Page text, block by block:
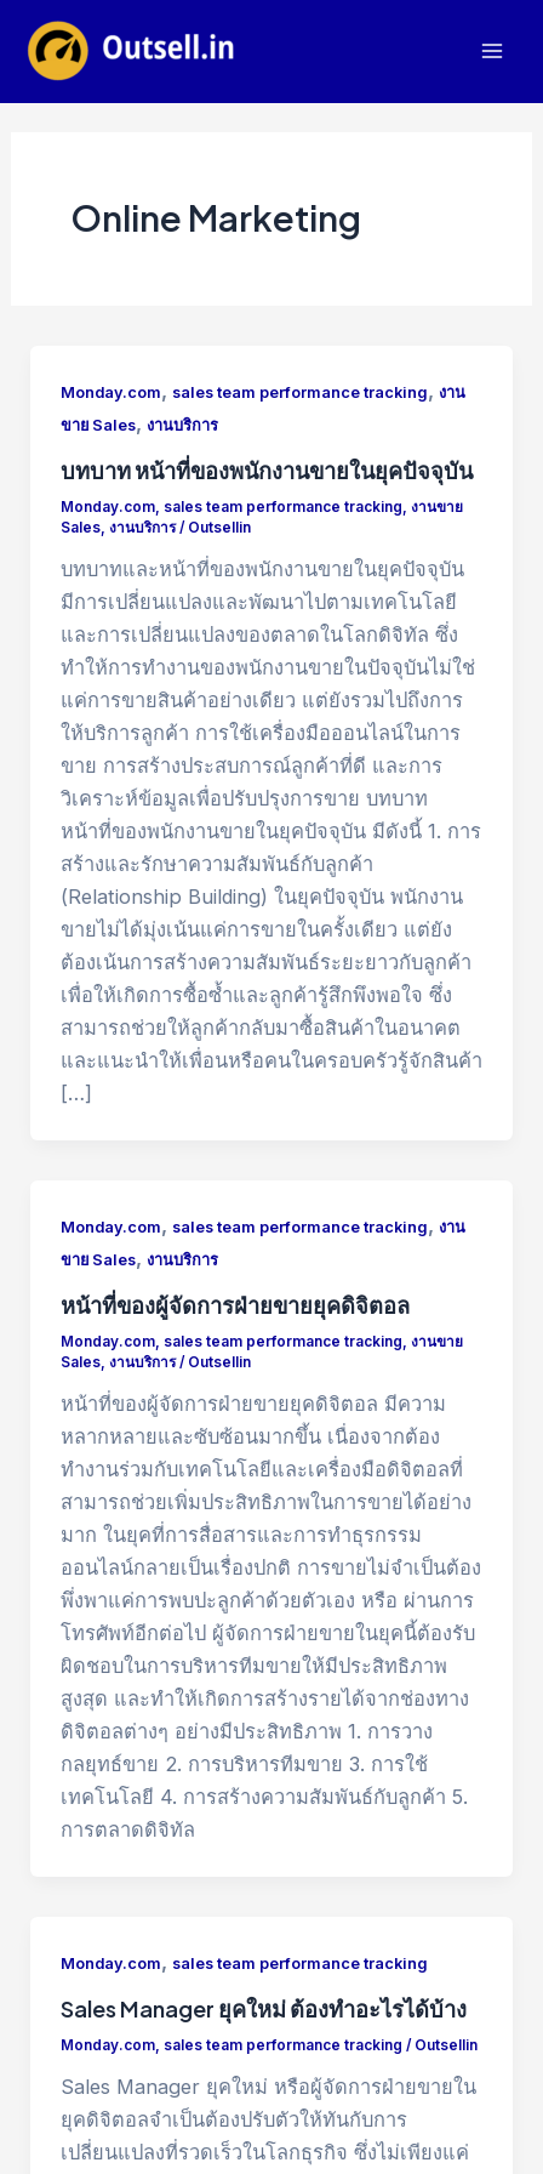
content
Online Marketing
Monday.com, sales team performance tracking, งาน
ขาย Sales, งานบริการ
บทบาท หน้าที่ของพนักงานขายในยุคปัจจุบัน
Monday.com, sales team performance tracking, งานขาย
Sales, งานบริการ/ Outsellin
บทบาทและหน้าที่ของพนักงานขายในยุคปัจจุบัน
มีการเปลี่ยนแปลงและพัฒนาไปตามเทคโนโลยี
และการเปลี่ยนแปลงของตลาดในโลกดิจิทัล ซึ่ง
ทำให้การทำงานของพนักงานขายในปัจจุบันไม่ใช่
แค่การขายสินค้าอย่างเดียว แต่ยังรวมไปถึงการ
ให้บริการลูกค้า การใช้เครื่องมือออนไลน์ในการ
ขาย การสร้างประสบการณ์ลูกค้าที่ดี และการ
วิเคราะห์ข้อมูลเพื่อปรับปรุงการขาย บทบาท
หน้าที่ของพนักงานขายในยุคปัจจุบัน มีดังนี้ 1. การ
สร้างและรักษาความสัมพันธ์กับลูกค้า
(Relationship Building) ในยุคปัจจุบัน พนักงาน
ขายไม่ได้มุ่งเน้นแค่การขายในครั้งเดียว แต่ยัง
ต้องเน้นการสร้างความสัมพันธ์ระยะยาวกับลูกค้า
เพื่อให้เกิดการซื้อซ้ำและลูกค้ารู้สึกพึงพอใจ ซึ่ง
สามารถช่วยให้ลูกค้ากลับมาซื้อสินค้าในอนาคต
และแนะนำให้เพื่อนหรือคนในครอบครัวรู้จักสินค้า
[…]
Monday.com, sales team performance tracking, งาน
ขาย Sales, งานบริการ
หน้าที่ของผู้จัดการฝ่ายขายยุคดิจิตอล
Monday.com, sales team performance tracking, งานขาย
Sales, งานบริการ/ Outsellin
หน้าที่ของผู้จัดการฝ่ายขายยุคดิจิตอล มีความ
หลากหลายและซับซ้อนมากขึ้น เนื่องจากต้อง
ทำงานร่วมกับเทคโนโลยีและเครื่องมือดิจิตอลที่
สามารถช่วยเพิ่มประสิทธิภาพในการขายได้อย่าง
มาก ในยุคที่การสื่อสารและการทำธุรกรรม
ออนไลน์กลายเป็นเรื่องปกติ การขายไม่จำเป็นต้อง
พึ่งพาแค่การพบปะลูกค้าด้วยตัวเอง หรือ ผ่านการ
โทรศัพท์อีกต่อไป ผู้จัดการฝ่ายขายในยุคนี้ต้องรับ
ผิดชอบในการบริหารทีมขายให้มีประสิทธิภาพ
สูงสุด และทำให้เกิดการสร้างรายได้จากช่องทาง
ดิจิตอลต่างๆ อย่างมีประสิทธิภาพ 1. การวาง
กลยุทธ์ขาย 2. การบริหารทีมขาย 3. การใช้
เทคโนโลยี 4. การสร้างความสัมพันธ์กับลูกค้า 5.
การตลาดดิจิทัล
Monday.com, sales team performance tracking
Sales Manager ยุคใหม่ ต้องทำอะไรได้บ้าง
Monday.com, sales team performance tracking / Outsellin
Sales Manager ยุคใหม่ หรือผู้จัดการฝ่ายขายใน
ยุคดิจิตอลจำเป็นต้องปรับตัวให้ทันกับการ
เปลี่ยนแปลงที่รวดเร็วในโลกธุรกิจ ซึ่งไม่เพียงแค่